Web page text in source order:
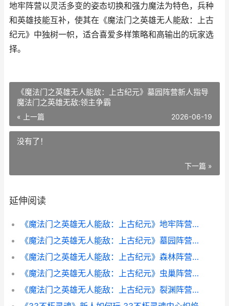
地牢阵营以灵活多变的姿态切换和强力魔法为特色，兵种
和英雄技能互补，使其在《魔法门之英雄无人能敌：上古
纪元》中独树一帜，适合喜爱多样策略和高输出的玩家选
择。
《魔法门之英雄无人能敌：上古纪元》墓园阵营新人指导
魔法门之英雄无敌:领主争霸
« 上一篇 2026-06-19
没有了！
下一篇 »
延伸阅读
《魔法门之英雄无人能敌：上古纪元》地牢阵营方法解析 魔法门之英雄无敌上古纪元
《魔法门之英雄无人能敌：上古纪元》墓园阵营新人指导 魔法门之英雄无敌:领主争霸
《魔法门之英雄无人能敌：上古纪元》森林阵营新人指导 魔法门之英雄无敌上古纪元
《魔法门之英雄无人能敌：上古纪元》虫巢阵营新人策略 魔法门之英雄无敌3重制版
《魔法门之英雄无人能敌：上古纪元》裂渊阵营新人指导 魔法门之英雄无敌:领主争霸